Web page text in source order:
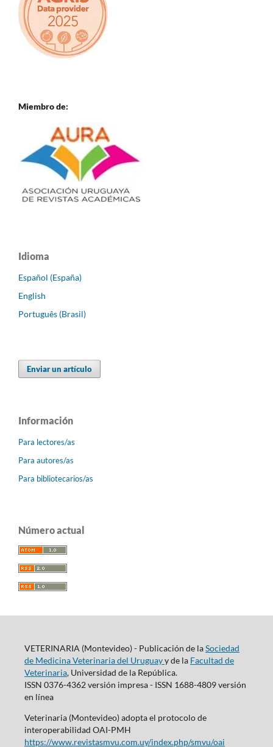
Miembro de:
Idioma
Español (España)
English
Português (Brasil)
Enviar un artículo
Información
Para lectores/as
Para autores/as
Para bibliotecarios/as
Número actual
VETERINARIA (Montevideo) - Publicación de laSociedad
de Medicina Veterinaria del Uruguayy de la Facultad de
Veterinaria, Universidad de la República.
ISSN 0376-4362 versión impresa - ISSN 1688-4809 versión
en línea
Veterinaria (Montevideo) adopta el protocolo de
interoperabilidad OAI-PMH
https://www.revistasmvu.com.uy/index.php/smvu/oai